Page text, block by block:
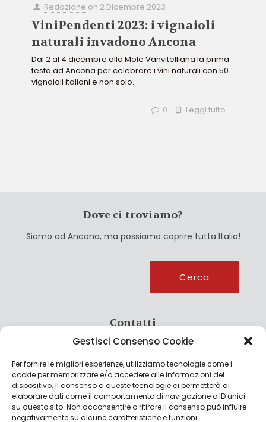
Gestisci Consenso Cookie
Per fornire le migliori esperienze, utilizziamo tecnologie come i
cookie per memorizzare e/o accedere alle informazioni del
dispositivo. Il consenso a queste tecnologie ci permetterà di
elaborare dati come il comportamento di navigazione o ID unici
su questo sito. Non acconsentire o ritirare il consenso può influire
negativamente su alcune caratteristiche e funzioni.
Redazione on 2 Dicembre 2023
ViniPendenti 2023: i vignaioli
naturali invadono Ancona
Dal 2 al 4 dicembre alla Mole Vanvitelliana la prima
festa ad Ancona per celebrare i vini naturali con 50
vignaioli italiani e non solo...
0 Leggi tutto
Dove ci troviamo?
Siamo ad Ancona, ma possiamo coprire tutta Italia!
Cerca
Contatti
info@culturagroalimentare.com
Note legali